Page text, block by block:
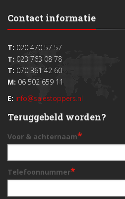
Contact informatie
T: 020 470 57 57
T: 023 763 08 78
T: 070 361 42 60
M: 06 502 659 11
E: info@salestoppers.nl
Teruggebeld worden?
Voor & achternaam*
Telefoonnummer*